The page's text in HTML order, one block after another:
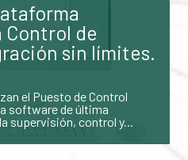
de
sin límites.
el Puesto de Control
software de última
supervisión, control y...